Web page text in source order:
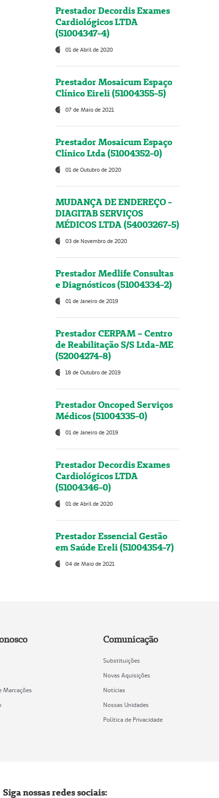
Prestador Decordis Exames
Cardiológicos LTDA
(51004347-4)
01 de Abril de 2020
Prestador Mosaicum Espaço
Clínico Eireli (51004355-5)
07 de Maio de 2021
Prestador Mosaicum Espaço
Clínico Ltda (51004352-0)
01 de Outubro de 2020
MUDANÇA DE ENDEREÇO -
DIAGITAB SERVIÇOS
MÉDICOS LTDA (54003267-5)
03 de Novembro de 2020
Prestador Medlife Consultas
e Diagnósticos (51004334-2)
01 de Janeiro de 2019
Prestador CERPAM – Centro
de Reabilitação S/S Ltda-ME
(52004274-8)
18 de Outubro de 2019
Prestador Oncoped Serviços
Médicos (51004335-0)
01 de Janeiro de 2019
Prestador Decordis Exames
Cardiológicos LTDA
(51004346-0)
01 de Abril de 2020
Prestador Essencial Gestão
em Saúde Ereli (51004354-7)
04 de Maio de 2021
Marcações
Comunicação
Substituições
Novas Aquisições
Notícias
Nossas Unidades
Política de Privacidade
Siga nossas redes sociais: